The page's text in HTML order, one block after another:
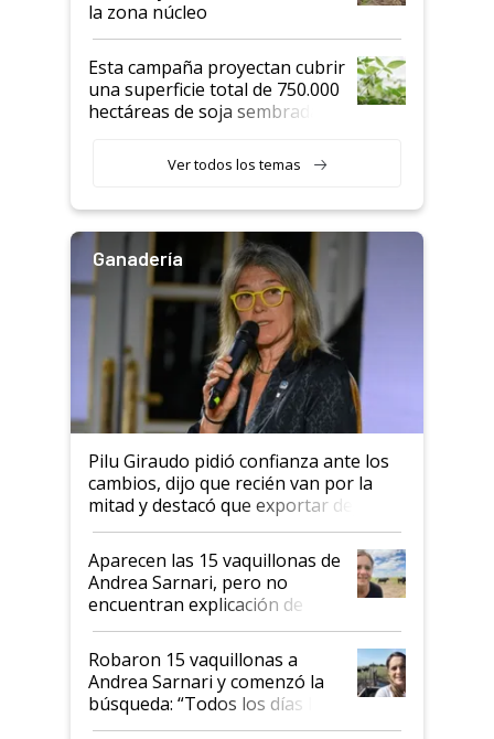
la zona núcleo
Esta campaña proyectan cubrir
una superficie total de 750.000
hectáreas de soja sembradas
variedades que marcan un
salto tecnológico en genética y
Ver todos los temas
Ganadería
Pilu Giraudo pidió confianza ante los
cambios, dijo que recién van por la
mitad y destacó que exportar dejó de
ser "para unos pocos": "Tenemos un
mandato muy claro del gobierno
nacional"
Aparecen las 15 vaquillonas de
Andrea Sarnari, pero no
encuentran explicación de
cómo llegaron allí
Robaron 15 vaquillonas a
Andrea Sarnari y comenzó la
búsqueda: “Todos los días le
toca a algún productor”